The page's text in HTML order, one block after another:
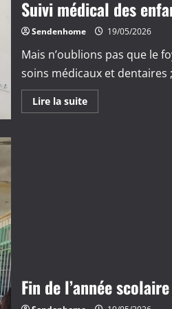
Suivi médical des
Sendenhome 19/05/2026
Mais n’oublions pas que le
soins médicaux et dentaires
Lire la suiteEn
savoir
Fin de l’année scolaire